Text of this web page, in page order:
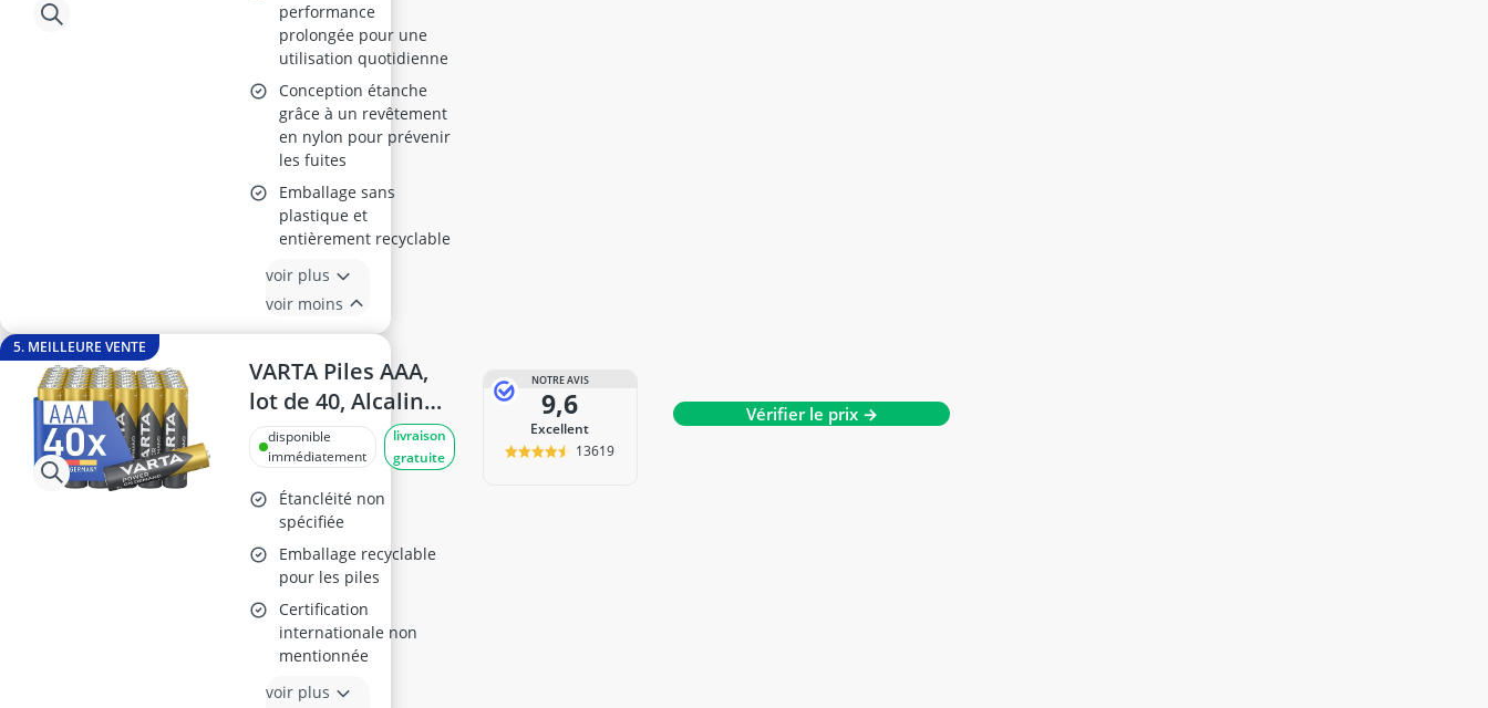
performance
prolongée pour une
utilisation quotidienne
Conception étanche
grâce à un revêtement
en nylon pour prévenir
les fuites
Emballage sans
plastique et
entièrement recyclable
voir plus
voir moins
5. MEILLEURE VENTE
VARTA Piles AAA,
lot de 40, Alcalines,
1,5V
disponible
immédiatement
livraison
gratuite
Étancléité non
spécifiée
Emballage recyclable
pour les piles
Certification
internationale non
mentionnée
voir plus
NOTRE AVIS
9,6
Excellent
13619
Vérifier le prix →